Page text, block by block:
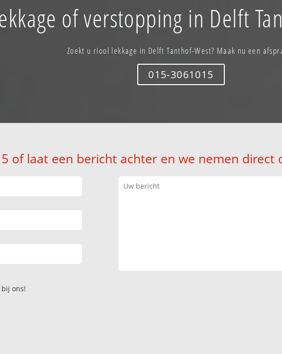
of verstopping in Delft
Zoekt u riool lekkage in Delft Tanthof-West? Maak nu een
015-3061015
of laat een bericht achter en we nemen direct
ons!